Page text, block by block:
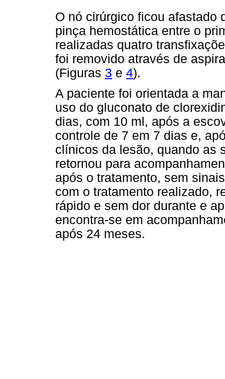
O nó cirúrgico ficou afastado
pinça hemostática entre o
realizadas quatro
foi removido através de
(Figuras 3 e 4).
A paciente foi orientada a
uso do gluconato de
dias, com 10 ml, após a
controle de 7 em 7 dias e,
clínicos da lesão, quando as
retornou para
após o tratamento, sem
com o tratamento realizado,
rápido e sem dor durante e
encontra-se em
após 24 meses.